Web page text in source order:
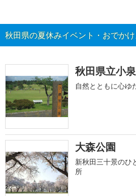
秋田県の夏休みイベント・おでかけ
秋田県立小
自然とともに心ゆ
大森公園
新秋田三十景のひ
所